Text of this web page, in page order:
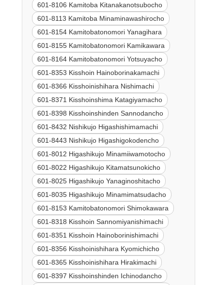
601-8106 Kamitoba Kitanakanotsubocho
601-8113 Kamitoba Minaminawashirocho
601-8154 Kamitobatonomori Yanagihara
601-8155 Kamitobatonomori Kamikawara
601-8164 Kamitobatonomori Yotsuyacho
601-8353 Kisshoin Hainoborinakamachi
601-8366 Kisshoinishihara Nishimachi
601-8371 Kisshoinshima Katagiyamacho
601-8398 Kisshoinshinden Sannodancho
601-8432 Nishikujo Higashishimamachi
601-8443 Nishikujo Higashigokodencho
601-8012 Higashikujo Minamiiwamotocho
601-8022 Higashikujo Kitamatsunokicho
601-8025 Higashikujo Yanaginoshitacho
601-8035 Higashikujo Minamimatsudacho
601-8153 Kamitobatonomori Shimokawara
601-8318 Kisshoin Sannomiyanishimachi
601-8351 Kisshoin Hainoborinishimachi
601-8356 Kisshoinishihara Kyomichicho
601-8365 Kisshoinishihara Hirakimachi
601-8397 Kisshoinshinden Ichinodancho